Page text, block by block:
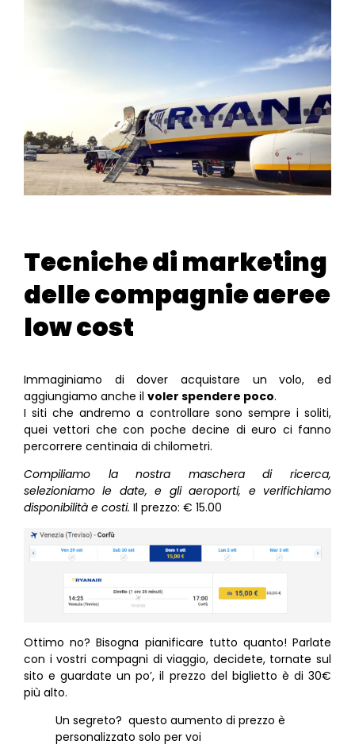
Tecniche di marketing
delle compagnie aeree
low cost
Immaginiamo di dover acquistare un volo, ed
aggiungiamo anche il voler spendere poco.
I siti che andremo a controllare sono sempre i soliti,
quei vettori che con poche decine di euro ci fanno
percorrere centinaia di chilometri.
Compiliamo la nostra maschera di ricerca,
selezioniamo le date, e gli aeroporti, e verifichiamo
disponibilità e costi. Il prezzo: € 15.00
Ottimo no? Bisogna pianificare tutto quanto! Parlate
con i vostri compagni di viaggio, decidete, tornate sul
sito e guardate un po’, il prezzo del biglietto è di 30€
più alto.
Un segreto? questo aumento di prezzo è
personalizzato solo per voi